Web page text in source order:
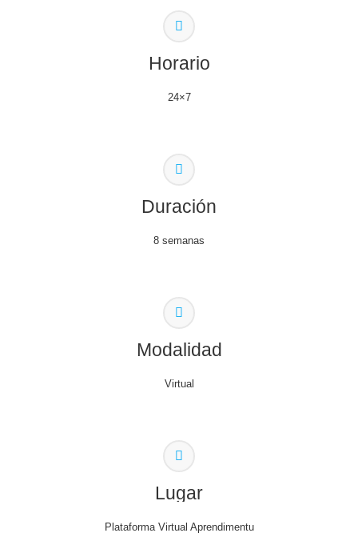
Horario
24×7
Duración
8 semanas
Modalidad
Virtual
Lugar
Plataforma Virtual Aprendimentu